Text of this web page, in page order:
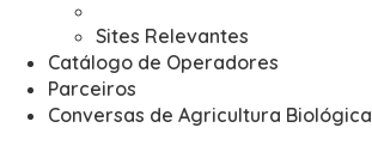
Sites Relevantes
Catálogo de Operadores
Parceiros
Conversas de Agricultura Biológica